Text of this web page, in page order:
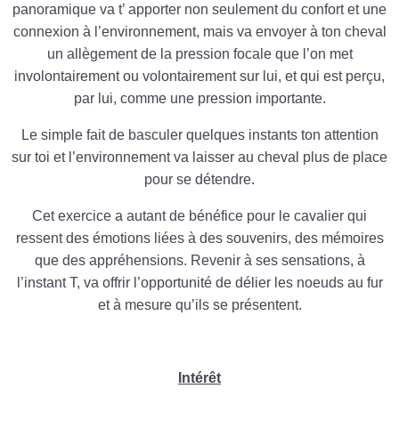
panoramique va t’ apporter non seulement du confort et une
connexion à l’environnement, mais va envoyer à ton cheval
un allègement de la pression focale que l’on met
involontairement ou volontairement sur lui, et qui est perçu,
par lui, comme une pression importante.
Le simple fait de basculer quelques instants ton attention
sur toi et l’environnement va laisser au cheval plus de place
pour se détendre.
Cet exercice a autant de bénéfice pour le cavalier qui
ressent des émotions liées à des souvenirs, des mémoires
que des appréhensions. Revenir à ses sensations, à
l’instant T, va offrir l’opportunité de délier les noeuds au fur
et à mesure qu’ils se présentent.
Intérêt